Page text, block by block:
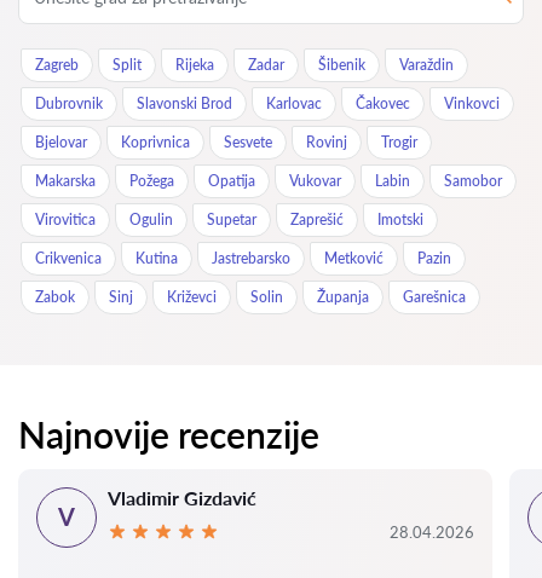
Zagreb Split Rijeka Zadar Šibenik Varaždin
Dubrovnik Slavonski Brod Karlovac Čakovec Vinkovci
Bjelovar Koprivnica Sesvete Rovinj Trogir
Makarska Požega Opatija Vukovar Labin Samobor
Virovitica Ogulin Supetar Zaprešić Imotski
Crikvenica Kutina Jastrebarsko Metković Pazin
Zabok Sinj Križevci Solin Županja Garešnica
Najnovije recenzije
V
Vladimir Gizdavić
28.04.2026